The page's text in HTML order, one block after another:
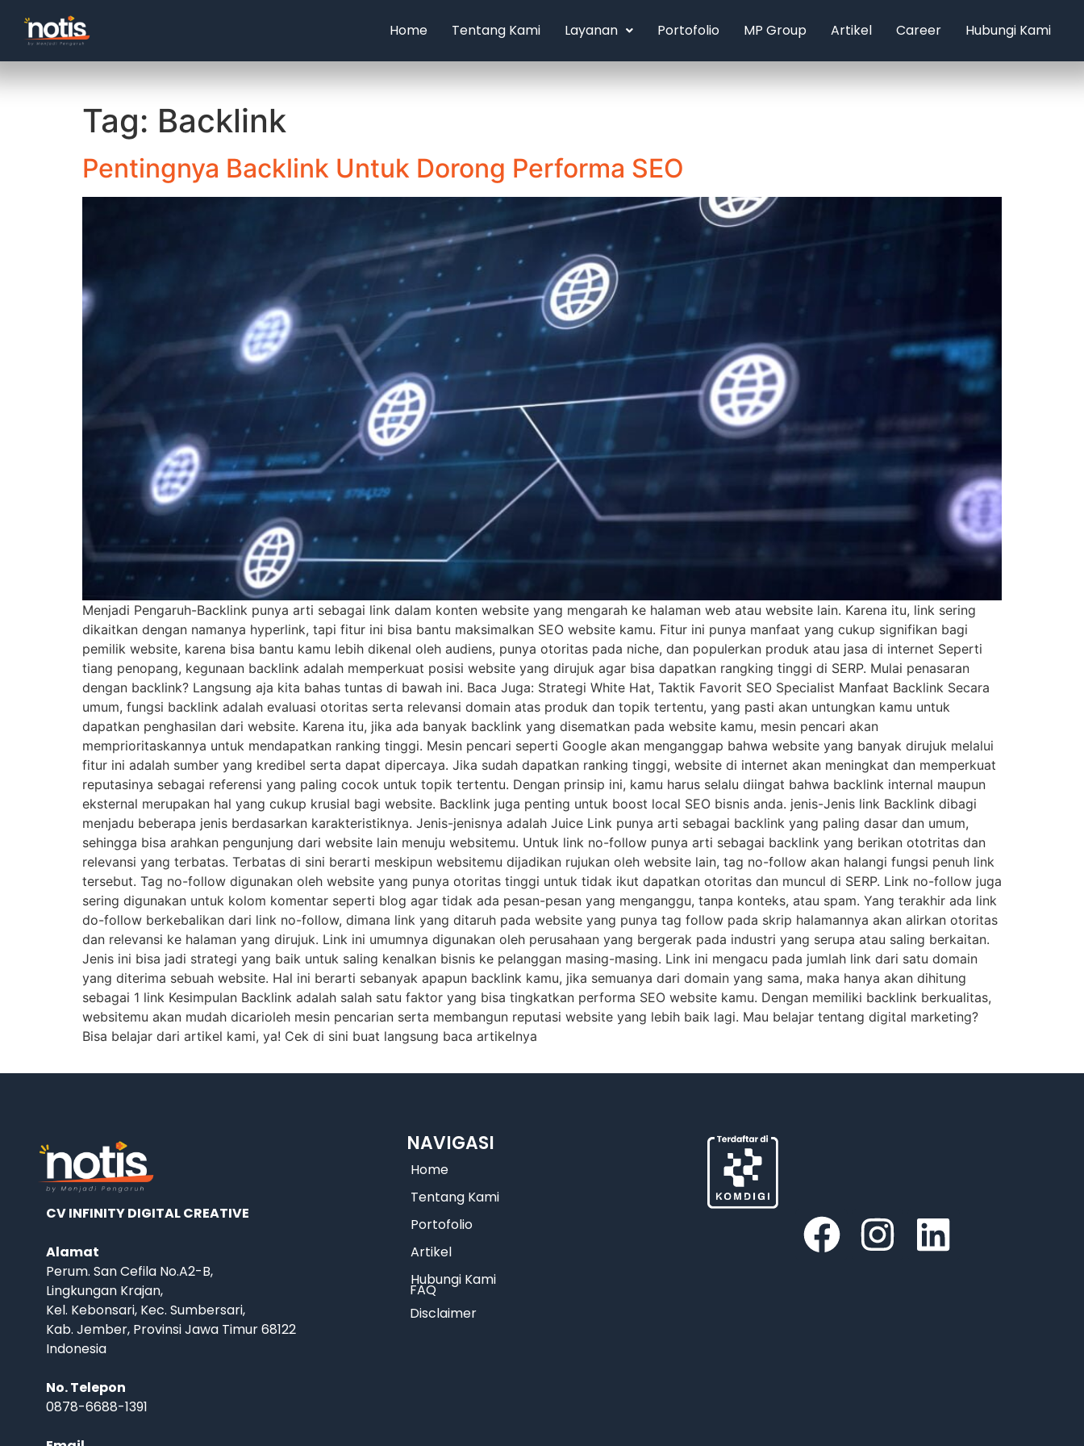
Home Tentang Kami Layanan Portofolio MP Group Artikel Career Hubungi Kami
Tag: Backlink
Pentingnya Backlink Untuk Dorong Performa SEO
Menjadi Pengaruh-Backlink punya arti sebagai link dalam konten website yang mengarah ke halaman web atau website lain. Karena itu, link sering
dikaitkan dengan namanya hyperlink, tapi fitur ini bisa bantu maksimalkan SEO website kamu. Fitur ini punya manfaat yang cukup signifikan bagi
pemilik website, karena bisa bantu kamu lebih dikenal oleh audiens, punya otoritas pada niche, dan populerkan produk atau jasa di internet Seperti
tiang penopang, kegunaan backlink adalah memperkuat posisi website yang dirujuk agar bisa dapatkan rangking tinggi di SERP. Mulai penasaran
dengan backlink? Langsung aja kita bahas tuntas di bawah ini. Baca Juga: Strategi White Hat, Taktik Favorit SEO Specialist Manfaat Backlink Secara
umum, fungsi backlink adalah evaluasi otoritas serta relevansi domain atas produk dan topik tertentu, yang pasti akan untungkan kamu untuk
dapatkan penghasilan dari website. Karena itu, jika ada banyak backlink yang disematkan pada website kamu, mesin pencari akan
memprioritaskannya untuk mendapatkan ranking tinggi. Mesin pencari seperti Google akan menganggap bahwa website yang banyak dirujuk melalui
fitur ini adalah sumber yang kredibel serta dapat dipercaya. Jika sudah dapatkan ranking tinggi, website di internet akan meningkat dan memperkuat
reputasinya sebagai referensi yang paling cocok untuk topik tertentu. Dengan prinsip ini, kamu harus selalu diingat bahwa backlink internal maupun
eksternal merupakan hal yang cukup krusial bagi website. Backlink juga penting untuk boost local SEO bisnis anda. jenis-Jenis link Backlink dibagi
menjadu beberapa jenis berdasarkan karakteristiknya. Jenis-jenisnya adalah Juice Link punya arti sebagai backlink yang paling dasar dan umum,
sehingga bisa arahkan pengunjung dari website lain menuju websitemu. Untuk link no-follow punya arti sebagai backlink yang berikan ototritas dan
relevansi yang terbatas. Terbatas di sini berarti meskipun websitemu dijadikan rujukan oleh website lain, tag no-follow akan halangi fungsi penuh link
tersebut. Tag no-follow digunakan oleh website yang punya otoritas tinggi untuk tidak ikut dapatkan otoritas dan muncul di SERP. Link no-follow juga
sering digunakan untuk kolom komentar seperti blog agar tidak ada pesan-pesan yang menganggu, tanpa konteks, atau spam. Yang terakhir ada link
do-follow berkebalikan dari link no-follow, dimana link yang ditaruh pada website yang punya tag follow pada skrip halamannya akan alirkan otoritas
dan relevansi ke halaman yang dirujuk. Link ini umumnya digunakan oleh perusahaan yang bergerak pada industri yang serupa atau saling berkaitan.
Jenis ini bisa jadi strategi yang baik untuk saling kenalkan bisnis ke pelanggan masing-masing. Link ini mengacu pada jumlah link dari satu domain
yang diterima sebuah website. Hal ini berarti sebanyak apapun backlink kamu, jika semuanya dari domain yang sama, maka hanya akan dihitung
sebagai 1 link Kesimpulan Backlink adalah salah satu faktor yang bisa tingkatkan performa SEO website kamu. Dengan memiliki backlink berkualitas,
websitemu akan mudah dicarioleh mesin pencarian serta membangun reputasi website yang lebih baik lagi. Mau belajar tentang digital marketing?
Bisa belajar dari artikel kami, ya! Cek di sini buat langsung baca artikelnya
CV INFINITY DIGITAL CREATIVE
Alamat
Perum. San Cefila No.A2-B,
Lingkungan Krajan,
Kel. Kebonsari, Kec. Sumbersari,
Kab. Jember, Provinsi Jawa Timur 68122
Indonesia
No. Telepon
0878-6688-1391
NAVIGASI
Home
Tentang Kami
Portofolio
Artikel
Hubungi Kami
FAQ
Disclaimer